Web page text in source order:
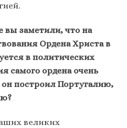
вы заметили, что на
Ордена Христа в
в политических
самого ордена очень
он построил Португалию,
великих